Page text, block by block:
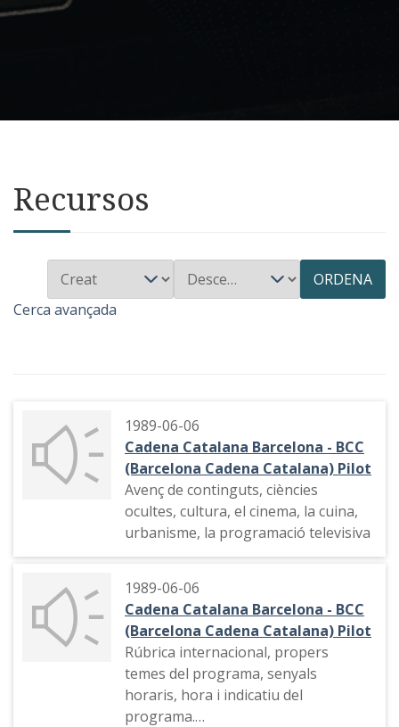
Recursos
ORDENA
Cerca avançada
1989-06-06
Cadena Catalana Barcelona - BCC
(Barcelona Cadena Catalana) Pilot
Avenç de continguts, ciències
ocultes, cultura, el cinema, la cuina,
urbanisme, la programació televisiva
1989-06-06
Cadena Catalana Barcelona - BCC
(Barcelona Cadena Catalana) Pilot
Rúbrica internacional, propers
temes del programa, senyals
horaris, hora i indicatiu del
programa.